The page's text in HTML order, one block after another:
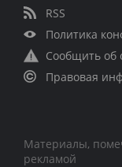
RSS
Политика
Сообщить об
Правовая
Материалы,
рекламой